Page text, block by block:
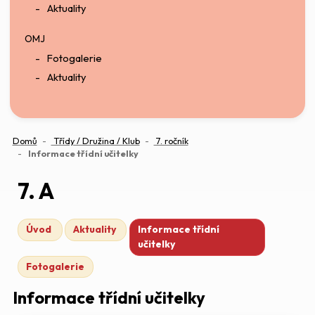
Aktuality
OMJ
Fotogalerie
Aktuality
Domů Třídy / Družina / Klub
7. ročník
Informace třídní učitelky(aktuální)
7. A
Úvod Aktuality
Informace třídní
učitelky
Fotogalerie
Informace třídní učitelky